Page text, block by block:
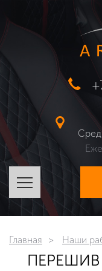
Главная Наши
ПЕРЕШИВ